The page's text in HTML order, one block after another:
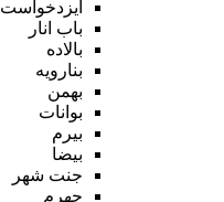
ایزدخواست
باب انار
بالاده
بنارویه
بهمن
بوانات
بیرم
بیضا
جنت شهر
جهرم